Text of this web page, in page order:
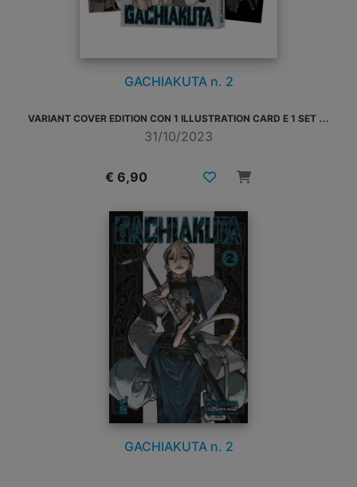
GACHIAKUTA n. 2
V
ARIANT COVER EDITION CON 1 ILLUSTRATION CARD E 1 SET DI STICKER
31/10/2023
€ 6,90
GACHIAKUTA n. 2